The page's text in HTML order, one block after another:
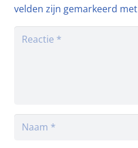
velden zijn gemarkeerd met